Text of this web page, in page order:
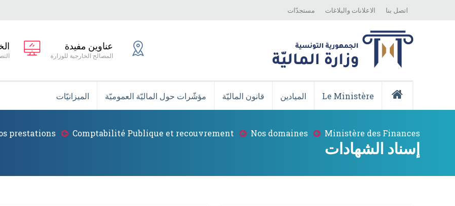
Menu
اتصل بنا الاعلانات والبلاغات مستجدّات
عناوين مفيدة
المصالح الخارجية للوزارة
Principale
Le Ministère الميادين قانون الماليّة مؤشّرات حول الماليّة العموميّة الميزانيّات
Breadcrumb
Ministère des Finances
Nos domaines
Comptabilité Publique et recouvrement
prestations
إسناد الشهادات